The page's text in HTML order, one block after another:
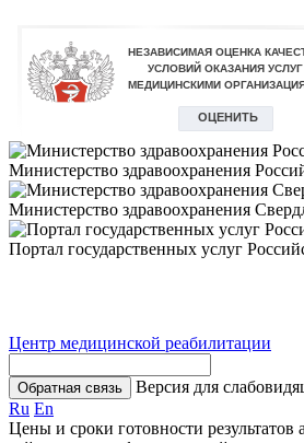
Министерство здравоохранения
Министерство здравоохранения
Портал государственных услуг
Центр медицинской реабилитации
Обратная связь
Версия для
Ru En
Цены и сроки готовности результатов